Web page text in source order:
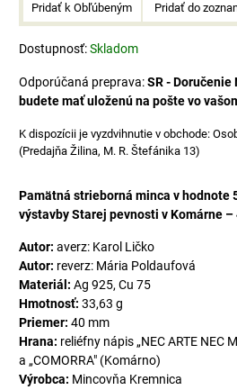
Pridať k Obľúbeným Pridať do
Dostupnosť:Skladom
SR - Doručenie
budete mať uloženú na pošte vo
(Predajňa Žilina, M. R. Štefánika 13)
Pamätná strieborná minca v hodnote
výstavby Starej pevnosti v Komárne –
Autor: averz: Karol Ličko
Autor: reverz: Mária Poldaufová
Materiál: Ag 925, Cu 75
Hmotnosť: 33,63 g
Priemer: 40 mm
Hrana: reliéfny nápis „NEC ARTE NEC
a „COMORRA" (Komárno)
Výrobca: Mincovňa Kremnica